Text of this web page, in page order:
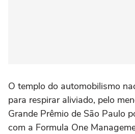
O templo do automobilismo
para respirar aliviado, pelo
Grande Prêmio de São Paulo
com a Formula One